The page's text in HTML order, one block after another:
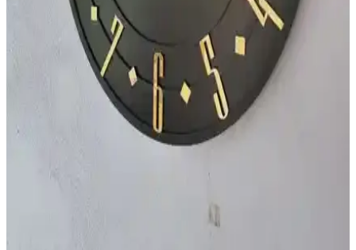
Cakasepetim Tarihi Harita Yelkenli Gemiler
Dekoratif Duvar Saati 30 ve 50 cm Çap
Seçenekleriyle
Ahşap malzemeden üretilmiş, detaylı baskı ve sessiz
mekanizmasıyla estetik ve fonksiyonel duvar saati, farklı çap
seçenekleriyle her alan için ideal dekorasyon parçası.
AA Shop Siyah Renk Gold Saat ve Kayra Tasarım
Ahşap Duvar Saati Karşılaştırması
karşılaştırmasıyla en uygun seçimi yapın.